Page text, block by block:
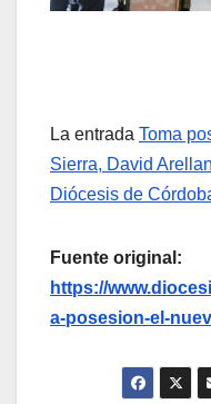
La entrada Toma
Sierra, David
Diócesis de
Fuente original:
https://
a-posesion-el-